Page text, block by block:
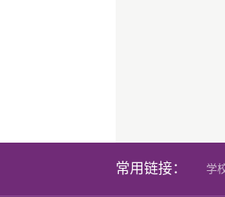
常用链接： 学